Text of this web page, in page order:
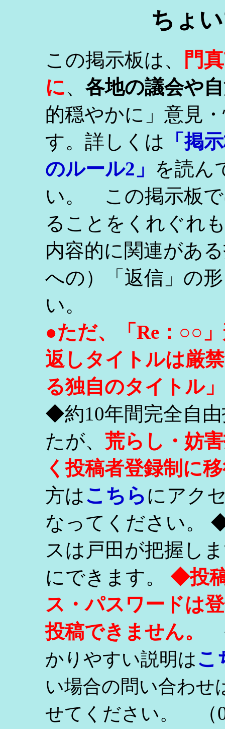
ちょ
この掲示板は、
門
に、 各地の議会や
的穏やかに」意見
す。詳しくは
「掲
のルール2」 を読ん
い。 この掲示板で
ることをくれぐれ
内容的に関連があ
への）「返信」の
い。
●ただ、「Re：○○
返しタイトルは厳
る独自のタイトル
◆約10年間完全自
たが、 荒らし・妨
く投稿者登録制に
方はこちらにアク
なってください。
スは戸田が把握し
にできます。 ◆投
ス・パスワードは
投稿できません。
かりやすい説明はこ
い場合の問い合わせ
せてください。
（